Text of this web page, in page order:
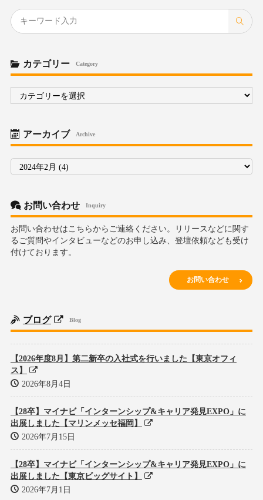
カテゴリー Category
ゴ
アーカイブ Archive
ア
カ
お問い合わせ Inquiry
お問い合わせはこちらからご連絡ください。リリースなどに関す
るご質問やインタビューなどのお申し込み、登壇依頼なども受け
付けております。
お問い合わせ
ブログ Blog
【2026年度8月】第二新卒の入社式を行いました【東京オフィ
ス】
2026年8月4日
【28卒】マイナビ「インターンシップ&キャリア発見EXPO」に
出展しました【マリンメッセ福岡】
2026年7月15日
【28卒】マイナビ「インターンシップ&キャリア発見EXPO」に
出展しました【東京ビッグサイト】
2026年7月1日